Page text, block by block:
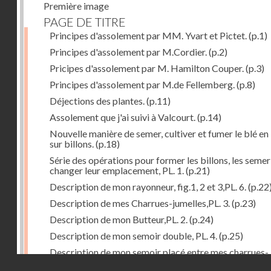
Première image
PAGE DE TITRE
Principes d'assolement par MM. Yvart et Pictet. (p.1)
Principes d'assolement par M.Cordier. (p.2)
Pricipes d'assolement par M. Hamilton Couper. (p.3)
Principes d'assolement par M.de Fellemberg. (p.8)
Déjections des plantes. (p.11)
Assolement que j'ai suivi à Valcourt. (p.14)
Nouvelle manière de semer, cultiver et fumer le blé en
sur billons. (p.18)
Série des opérations pour former les billons, les
changer leur emplacement, PL. 1. (p.21)
Description de mon rayonneur, fig.1, 2 et 3,PL. 6.
Description de mes Charrues-jumelles,PL. 3. (p.23)
Description de mon Butteur,PL. 2. (p.24)
Description de mon semoir double, PL. 4. (p.25)
Description de mon semoir placé entre mes charrues-